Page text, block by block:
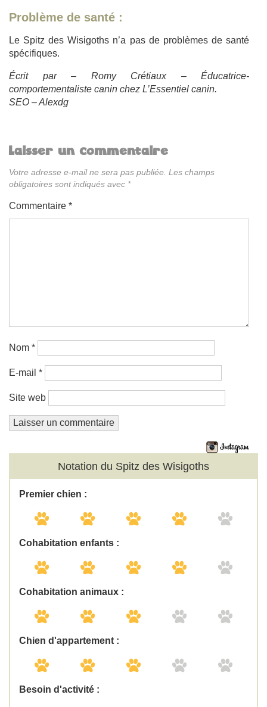
Problème de santé :
Le Spitz des Wisigoths n’a pas de problèmes de santé
spécifiques.
Écrit par – Romy Crétiaux – Éducatrice-
comportementaliste canin chez L’Essentiel canin.
SEO – Alexdg
Laisser un commentaire
Votre adresse e-mail ne sera pas publiée. Les champs
obligatoires sont indiqués avec *
Commentaire *
Nom *
E-mail *
Site web
Notation du Spitz des Wisigoths
Premier chien :
Cohabitation enfants :
Cohabitation animaux :
Chien d'appartement :
Besoin d'activité :